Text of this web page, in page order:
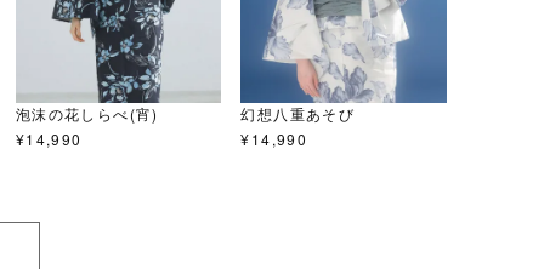
泡沫の花しらべ(宵)
¥14,990
幻想八重あそび
¥14,990